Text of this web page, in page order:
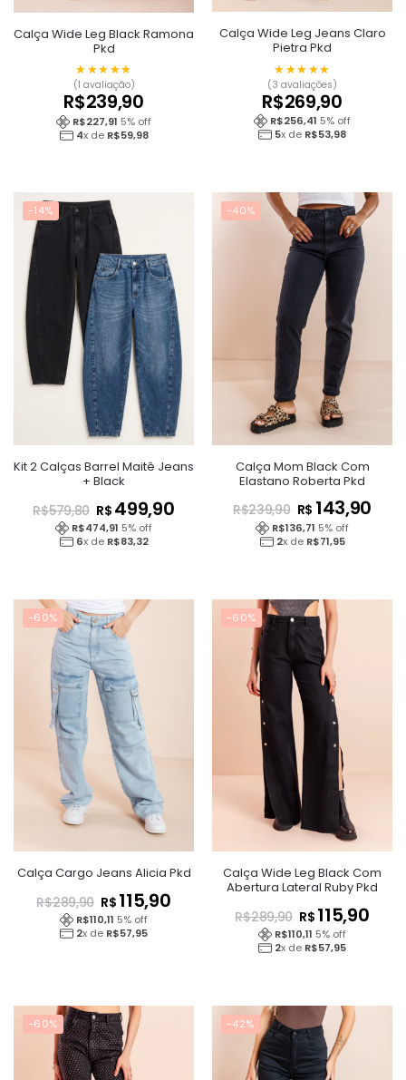
Calça Wide Leg Black Ramona
Pkd
R$239,90
★★★★★
★★★★★
(1 avaliação)
R$227,91 5% off
4x de R$59,98
Calça Wide Leg Jeans Claro
Pietra Pkd
R$269,90
★★★★★
★★★★★
(3 avaliações)
R$256,41 5% off
5x de R$53,98
-14%
Kit 2 Calças Barrel Maitê Jeans
+ Black
R$579,80 R$ 499,90
R$474,91 5% off
6x de R$83,32
-40%
Calça Mom Black Com
Elastano Roberta Pkd
R$239,90 R$ 143,90
R$136,71 5% off
2x de R$71,95
-60%
Calça Cargo Jeans Alicia Pkd
R$289,90 R$ 115,90
R$110,11 5% off
2x de R$57,95
-60%
Calça Wide Leg Black Com
Abertura Lateral Ruby Pkd
R$289,90 R$ 115,90
R$110,11 5% off
2x de R$57,95
-60% -42%